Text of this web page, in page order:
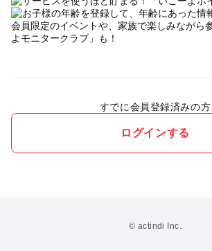
会員限定のイベントや、家族で楽しみながら
よモニタークラブ」も！
すでに会員登録済みの方
ログインする
© actindi Inc.